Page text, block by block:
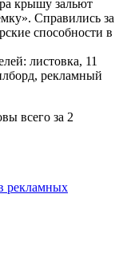
крышу зальют
Справились за
способности в
листовка, 11
рекламный
всего за 2
рекламных